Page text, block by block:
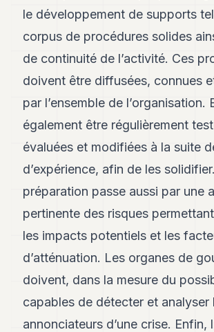
le développement de supports
corpus de procédures solides
de continuité de l’activité. Ces
doivent être diffusées, connues
par l’ensemble de l’organisation.
également être régulièrement
évaluées et modifiées à la suite
d’expérience, afin de les
préparation passe aussi par une
pertinente des risques
les impacts potentiels et les
d’atténuation. Les organes de
doivent, dans la mesure du
capables de détecter et analyser
annonciateurs d’une crise. Enfin,